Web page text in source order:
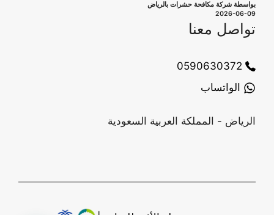
بواسطة شركة مكافحة حشرات بالرياض
2026-06-09
تواصل معنا
0590630372
الواتساب
الرياض - المملكة العربية السعودية